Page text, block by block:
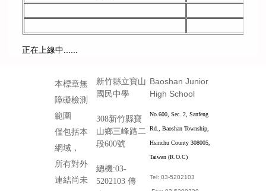
正在上線中......
本標章無
障礙檢測
範圍
僅包括本
網域，
所有對外
連結尚未
新竹縣立寶山
國民中學
308新竹縣寶
山鄉三峰路二
段600號
總機:03-
5202103 傳
Baoshan Junior
High School
No.600, Sec. 2, Sanfeng
Rd., Baoshan Township,
Hsinchu County 308005,
Taiwan (R.O.C)
Tel: 03-5202103